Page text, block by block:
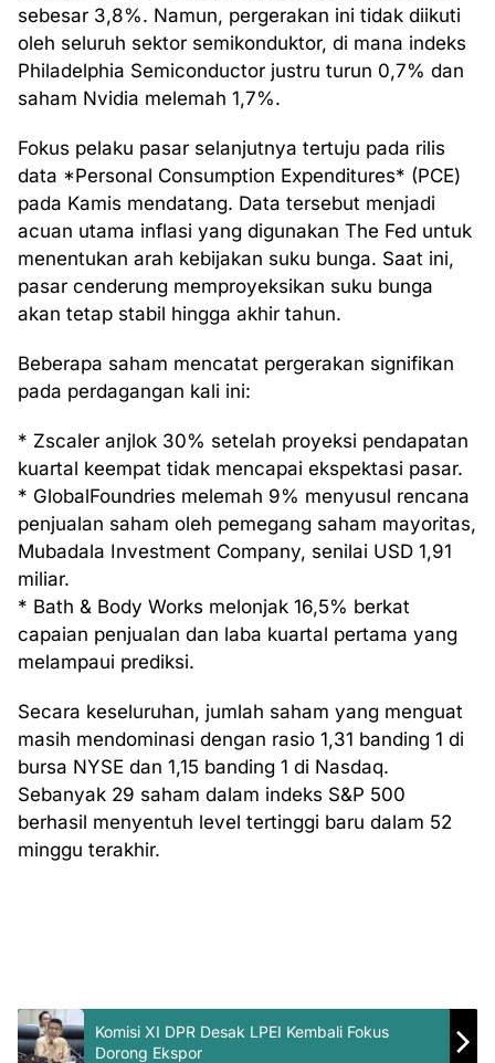
sebesar 3,8%. Namun, pergerakan ini tidak diikuti
oleh seluruh sektor semikonduktor, di mana indeks
Philadelphia Semiconductor justru turun 0,7% dan
saham Nvidia melemah 1,7%.
Fokus pelaku pasar selanjutnya tertuju pada rilis
data *Personal Consumption Expenditures* (PCE)
pada Kamis mendatang. Data tersebut menjadi
acuan utama inflasi yang digunakan The Fed untuk
menentukan arah kebijakan suku bunga. Saat ini,
pasar cenderung memproyeksikan suku bunga
akan tetap stabil hingga akhir tahun.
Beberapa saham mencatat pergerakan signifikan
pada perdagangan kali ini:
* Zscaler anjlok 30% setelah proyeksi pendapatan
kuartal keempat tidak mencapai ekspektasi pasar.
* GlobalFoundries melemah 9% menyusul rencana
penjualan saham oleh pemegang saham mayoritas,
Mubadala Investment Company, senilai USD 1,91
miliar.
* Bath & Body Works melonjak 16,5% berkat
capaian penjualan dan laba kuartal pertama yang
melampaui prediksi.
Secara keseluruhan, jumlah saham yang menguat
masih mendominasi dengan rasio 1,31 banding 1 di
bursa NYSE dan 1,15 banding 1 di Nasdaq.
Sebanyak 29 saham dalam indeks S&P 500
berhasil menyentuh level tertinggi baru dalam 52
minggu terakhir.
Komisi XI DPR Desak LPEI Kembali Fokus
Dorong Ekspor